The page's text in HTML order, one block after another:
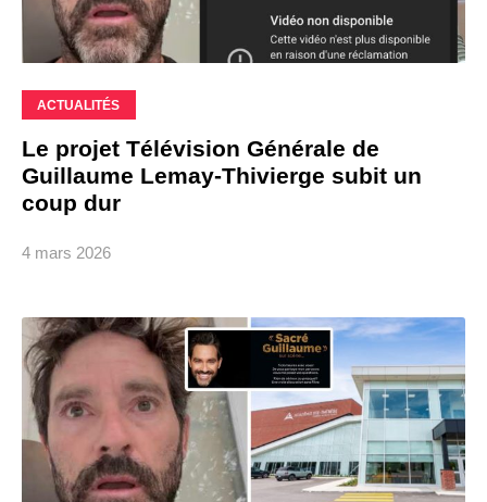
ACTUALITÉS
Le projet Télévision Générale de
Guillaume Lemay-Thivierge subit un
coup dur
4 mars 2026